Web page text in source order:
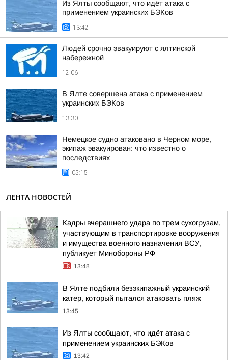
Из Ялты сообщают, что идёт атака с
применением украинских БЭКов
13:42
Людей срочно эвакуируют с ялтинской
набережной
12:06
В Ялте совершена атака с применением
украинских БЭКов
13:30
Немецкое судно атаковано в Черном море,
экипаж эвакуирован: что известно о
последствиях
05:15
ЛЕНТА НОВОСТЕЙ
Кадры вчерашнего удара по трем сухогрузам,
участвующим в транспортировке вооружения
и имущества военного назначения ВСУ,
публикует Минобороны РФ
13:48
В Ялте подбили безэкипажный украинский
катер, который пытался атаковать пляж
13:45
Из Ялты сообщают, что идёт атака с
применением украинских БЭКов
13:42